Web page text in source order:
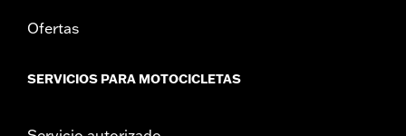
Ofertas
SERVICIOS PARA MOTOCICLETAS